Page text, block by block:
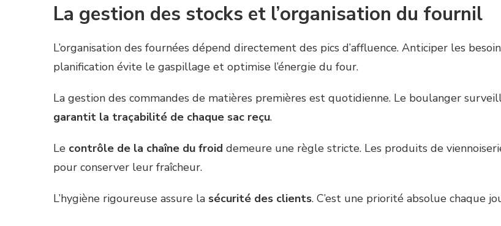
La gestion des stocks et l’organisation du fournil
L’organisation des fournées dépend directement des pics d’affluence. Anticiper les
planification évite le gaspillage et optimise l’énergie du four.
La gestion des commandes de matières premières est quotidienne. Le boulanger
garantit la traçabilité de chaque sac reçu.
Le contrôle de la chaîne du froid demeure une règle stricte. Les produits de
pour conserver leur fraîcheur.
L’hygiène rigoureuse assure la sécurité des clients. C’est une priorité absolue chaque